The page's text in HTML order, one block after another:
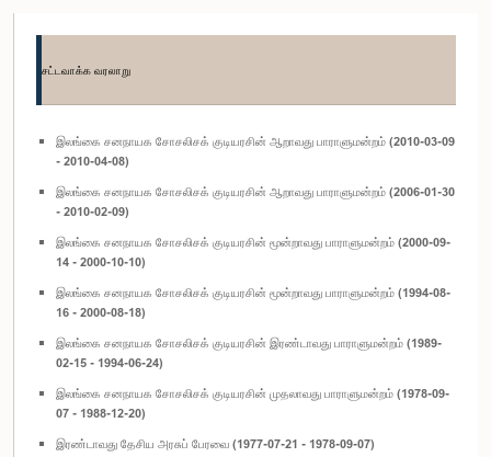
சட்டவாக்க வரலாறு
இலங்கை சனநாயக சோசலிசக் குடியரசின் ஆறாவது பாராளுமன்றம் (2010-03-09
- 2010-04-08)
இலங்கை சனநாயக சோசலிசக் குடியரசின் ஆறாவது பாராளுமன்றம் (2006-01-30
- 2010-02-09)
இலங்கை சனநாயக சோசலிசக் குடியரசின் மூன்றாவது பாராளுமன்றம் (2000-09-
14 - 2000-10-10)
இலங்கை சனநாயக சோசலிசக் குடியரசின் மூன்றாவது பாராளுமன்றம் (1994-08-
16 - 2000-08-18)
இலங்கை சனநாயக சோசலிசக் குடியரசின் இரண்டாவது பாராளுமன்றம் (1989-
02-15 - 1994-06-24)
இலங்கை சனநாயக சோசலிசக் குடியரசின் முதலாவது பாராளுமன்றம் (1978-09-
07 - 1988-12-20)
இரண்டாவது தேசிய அரசுப் பேரவை (1977-07-21 - 1978-09-07)